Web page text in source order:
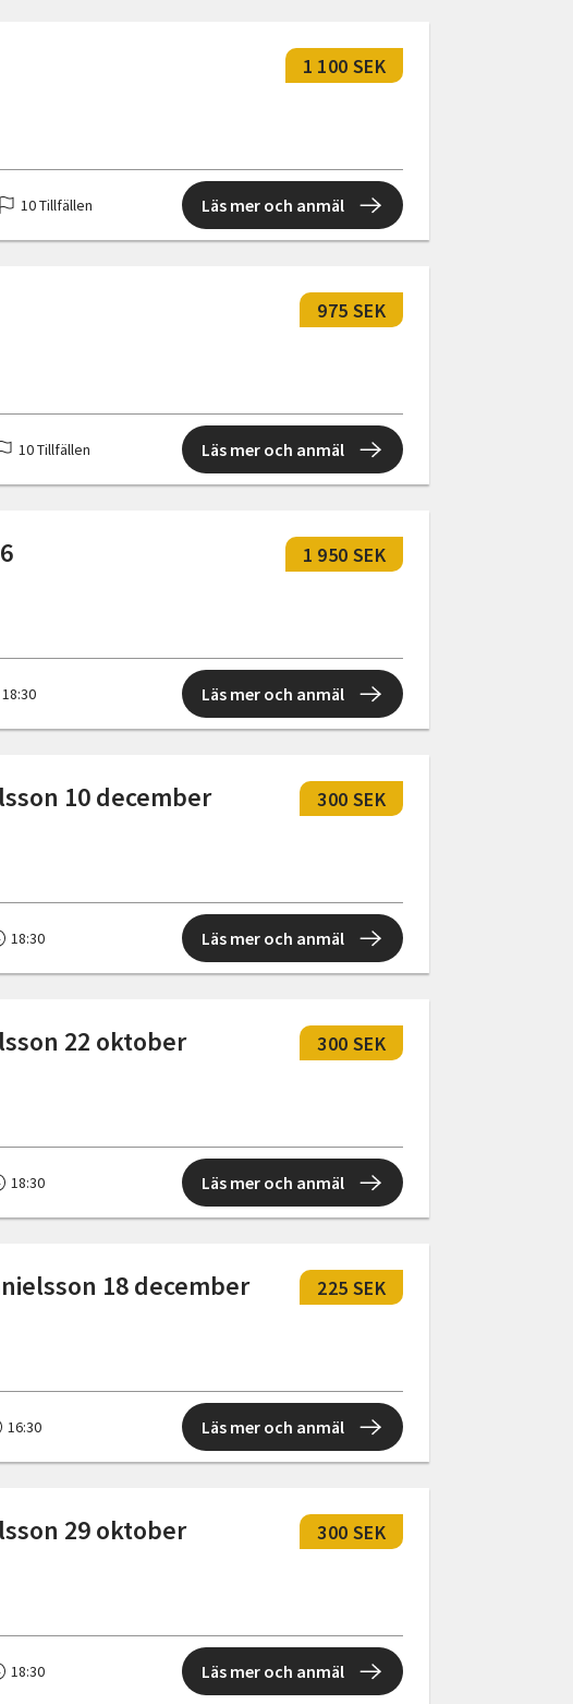
1 100 SEK
10 Tillfällen Läs mer och anmäl
975 SEK
10 Tillfällen Läs mer och anmäl
1 950 SEK
18:30 Läs mer och anmäl
10 december 300 SEK
18:30 Läs mer och anmäl
22 oktober 300 SEK
18:30 Läs mer och anmäl
18 december 225 SEK
16:30 Läs mer och anmäl
29 oktober 300 SEK
18:30 Läs mer och anmäl